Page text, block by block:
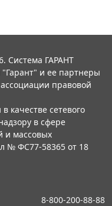
Система ГАРАНТ
"Гарант" и ее партнеры
правовой
качестве сетевого
в сфере
и массовых
№ ФС77-58365 от 18
8-800-200-88-88